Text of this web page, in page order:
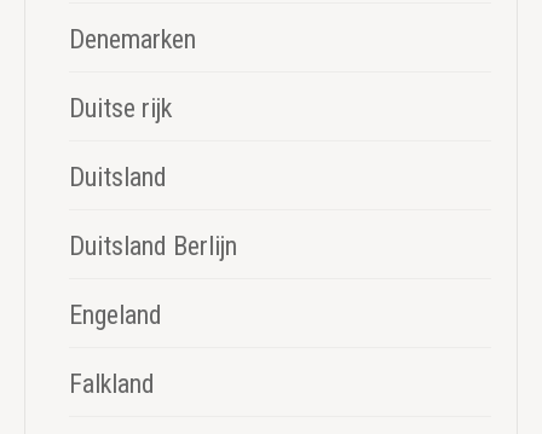
Denemarken
Duitse rijk
Duitsland
Duitsland Berlijn
Engeland
Falkland